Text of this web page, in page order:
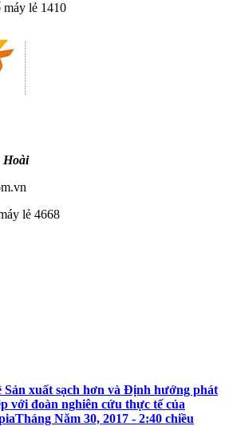
máy lẻ 1410
Hoài
lẻ 4668
Sản xuất sạch hơn và Định hướng phát
với đoàn nghiên cứu thực tế của
Tháng Năm 30, 2017 - 2:40 chiều